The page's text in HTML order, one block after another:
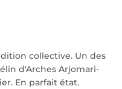
collective. Un des
d'Arches Arjomari-
En parfait état.